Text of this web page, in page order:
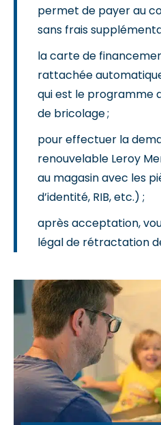
permet de payer au
sans frais
la carte de
rattachée
qui est le programme
de bricolage ;
pour effectuer la
renouvelable Leroy
au magasin avec les
d’identité, RIB, etc.) ;
après acceptation,
légal de rétractation